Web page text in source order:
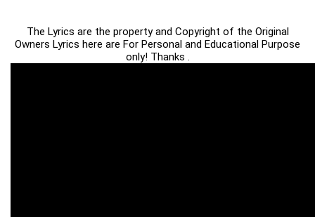
The Lyrics are the property and Copyright of the Original
Owners Lyrics here are For Personal and Educational Purpose
only! Thanks .